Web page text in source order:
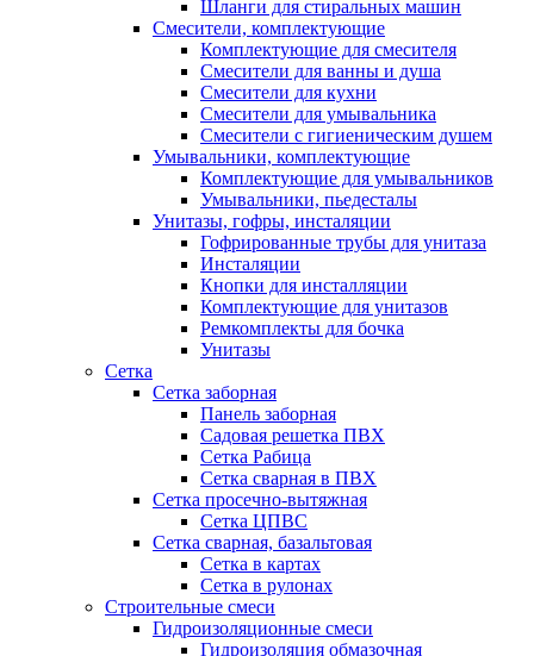
Шланги для стиральных машин
Смесители, комплектующие
Комплектующие для смесителя
Смесители для ванны и душа
Смесители для кухни
Смесители для умывальника
Смесители с гигиеническим душем
Умывальники, комплектующие
Комплектующие для умывальников
Умывальники, пьедесталы
Унитазы, гофры, инсталяции
Гофрированные трубы для унитаза
Инсталяции
Кнопки для инсталляции
Комплектующие для унитазов
Ремкомплекты для бочка
Унитазы
Сетка
Сетка заборная
Панель заборная
Садовая решетка ПВХ
Сетка Рабица
Сетка сварная в ПВХ
Сетка просечно-вытяжная
Сетка ЦПВС
Сетка сварная, базальтовая
Сетка в картах
Сетка в рулонах
Строительные смеси
Гидроизоляционные смеси
Гидроизоляция обмазочная